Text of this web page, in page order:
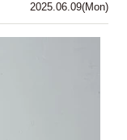
2025.06.09(Mon)